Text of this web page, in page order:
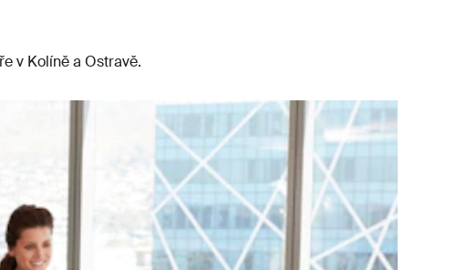
v Kolíně a Ostravě.